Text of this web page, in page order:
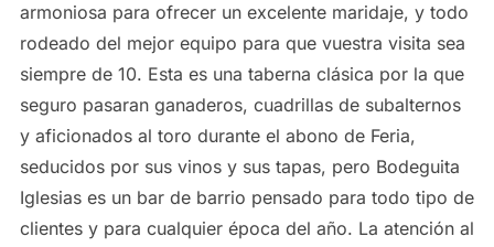
armoniosa para ofrecer un excelente maridaje, y todo
rodeado del mejor equipo para que vuestra visita sea
siempre de 10. Esta es una taberna clásica por la que
seguro pasaran ganaderos, cuadrillas de subalternos
y aficionados al toro durante el abono de Feria,
seducidos por sus vinos y sus tapas, pero Bodeguita
Iglesias es un bar de barrio pensado para todo tipo de
clientes y para cualquier época del año. La atención al